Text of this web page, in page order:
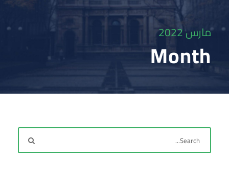
مارس 2022
Month